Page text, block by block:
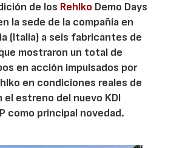
de los Rehlko Demo Days
la sede de la compañía en
(Italia) a seis fabricantes de
mostraron un total de
en acción impulsados por
en condiciones reales de
el estreno del nuevo KDI
como principal novedad.